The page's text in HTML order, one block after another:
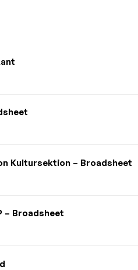
Kultursektion – Broadsheet
– Broadsheet